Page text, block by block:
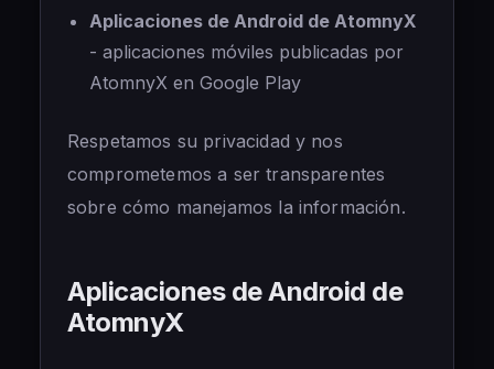
Aplicaciones de Android de AtomnyX
- aplicaciones móviles publicadas por
AtomnyX en Google Play
Respetamos su privacidad y nos
comprometemos a ser transparentes
sobre cómo manejamos la información.
Aplicaciones de Android de
AtomnyX